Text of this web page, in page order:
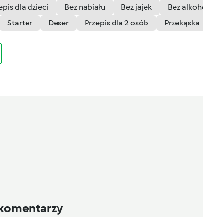
dla dzieci Bez nabiału Bez jajek Bez
Starter Deser Przepis dla 2 osób Przekąska